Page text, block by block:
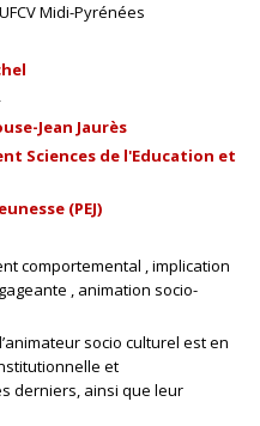
Midi-Pyrénées
Jean Jaurès
Sciences de l'Education et
(PEJ)
comportemental implication
animation socio-
socio culturel est en
et
derniers, ainsi que leur